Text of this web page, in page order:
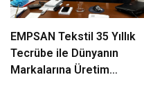
EMPSAN Tekstil 35 Yıllık
Tecrübe ile Dünyanın
Markalarına Üretim